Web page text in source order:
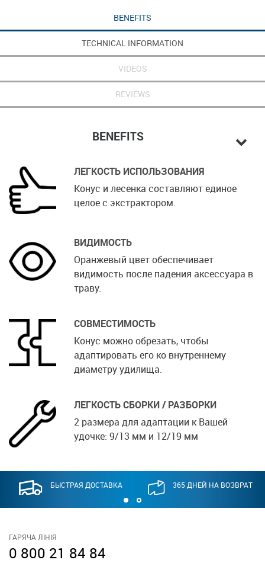
BENEFITS
TECHNICAL INFORMATION
VIDEOS
REVIEWS
BENEFITS
ЛЕГКОСТЬ ИСПОЛЬЗОВАНИЯ
Конус и лесенка составляют единое
целое с экстрактором.
ВИДИМОСТЬ
Оранжевый цвет обеспечивает
видимость после падения аксессуара в
траву.
СОВМЕСТИМОСТЬ
Конус можно обрезать, чтобы
адаптировать его ко внутреннему
диаметру удилища.
ЛЕГКОСТЬ СБОРКИ / РАЗБОРКИ
2 размера для адаптации к Вашей
удочке: 9/13 мм и 12/19 мм
БЫСТРАЯ ДОСТАВКА 365 ДНЕЙ НА ВОЗВРАТ
ГАРЯЧА ЛІНІЯ
0 800 21 84 84